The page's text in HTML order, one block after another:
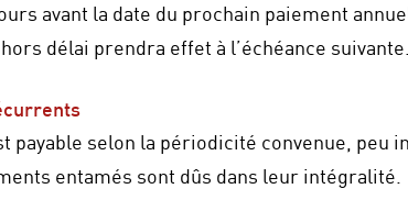
avant la date du prochain paiement
délai prendra effet à l’échéance suivante.
payable selon la périodicité convenue, peu
entamés sont dûs dans leur intégralité.